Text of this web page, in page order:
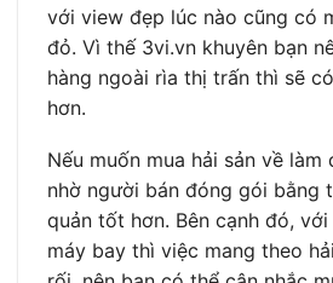
với view đẹp lúc nào cũng có
đỏ. Vì thế 3vi.vn khuyên bạn
hàng ngoài rìa thị trấn thì sẽ
hơn.
Nếu muốn mua hải sản về làm
nhờ người bán đóng gói bằng
quản tốt hơn. Bên cạnh đó,
máy bay thì việc mang theo